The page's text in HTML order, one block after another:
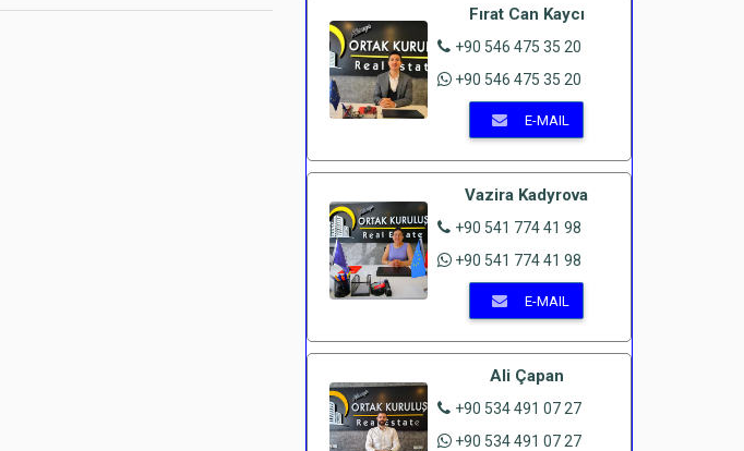
Fırat Can Kaycı
+90 546 475 35 20
+90 546 475 35 20
E-MAIL
Vazira Kadyrova
+90 541 774 41 98
+90 541 774 41 98
E-MAIL
Ali Çapan
+90 534 491 07 27
+90 534 491 07 27